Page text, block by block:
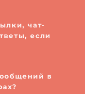
чат-
если
в